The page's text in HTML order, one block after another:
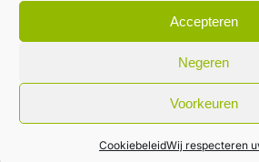
Accepteren
Negeren
Voorkeuren
CookiebeleidWij respecteren
Rechtstreeks van het veld naar je
Inschrijven nieuwsbrief
Algemene voorwaarden|Privacybeleid
creativitijd